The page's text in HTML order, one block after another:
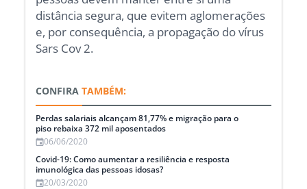
distância segura, que evitem aglomerações
e, por consequência, a propagação do vírus
Sars Cov 2.
CONFIRA TAMBÉM:
Perdas salariais alcançam 81,77% e migração para o
piso rebaixa 372 mil aposentados
06/06/2020
Covid-19: Como aumentar a resiliência e resposta
imunológica das pessoas idosas?
20/03/2020